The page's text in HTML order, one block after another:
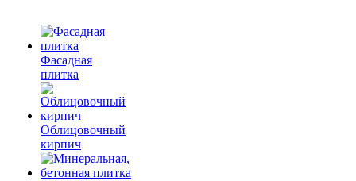
Фасадная
плитка
Облицовочный
кирпич